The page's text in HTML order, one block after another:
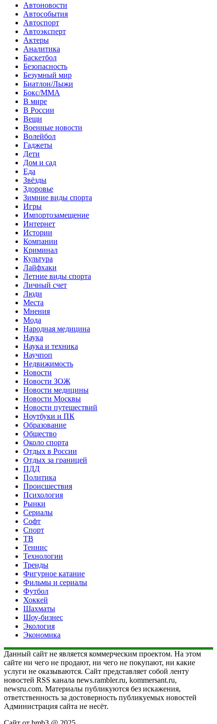
Автоновости
Автособытия
Автоспорт
Автоэксперт
Актеры
Аналитика
Баскетбол
Безопасность
Безумный мир
Биатлон/Лыжи
Бокс/MMA
В мире
В России
Вещи
Военные новости
Волейбол
Гаджеты
Дети
Дом и сад
Еда
Звёзды
Здоровье
Зимние виды спорта
Игры
Импортозамещение
Интернет
Истории
Компании
Криминал
Культура
Лайфхаки
Летние виды спорта
Личный счет
Люди
Места
Мнения
Мода
Народная медицина
Наука
Наука и техника
Научпоп
Недвижимость
Новости
Новости ЗОЖ
Новости медицины
Новости Москвы
Новости путешествий
Ноутбуки и ПК
Образование
Общество
Около спорта
Отдых в России
Отдых за границей
ПДД
Политика
Происшествия
Психология
Рынки
Сериалы
Софт
Спорт
ТВ
Теннис
Технологии
Тренды
Фигурное катание
Фильмы и сериалы
Футбол
Хоккей
Шахматы
Шоу-бизнес
Экология
Экономика
Данный сайт не является коммерческим проектом. На этом
сайте ни чего не продают, ни чего не покупают, ни какие
услуги не оказываются. Сайт представляет собой ленту
новостей RSS канала news.rambler.ru, kommersant.ru,
newsru.com. Материалы публикуются без искажения,
ответственность за достоверность публикуемых новостей
Администрация сайта не несёт.